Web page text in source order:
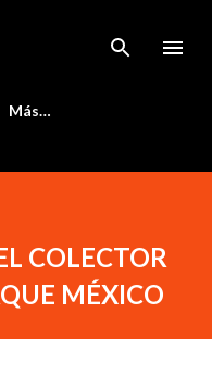
Más…
COLECTOR
MÉXICO